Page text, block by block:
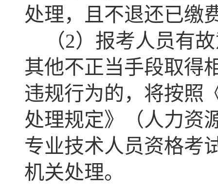
处理，且不退还已缴
（2）报考人员有
其他不正当手段取得
违规行为的，将按照
处理规定》（人力资
专业技术人员资格考
机关处理。